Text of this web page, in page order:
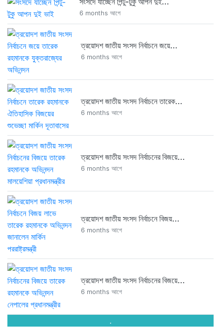
6 months আগে
ত্রয়োদশ জাতীয় সংসদ নির্বাচনে জয়ে...
6 months আগে
ত্রয়োদশ জাতীয় সংসদ নির্বাচনে তারেক...
6 months আগে
ত্রয়োদশ জাতীয় সংসদ নির্বাচনের বিজয়ে...
6 months আগে
ত্রয়োদশ জাতীয় সংসদ নির্বাচনে বিজয়...
6 months আগে
ত্রয়োদশ জাতীয় সংসদ নির্বাচনের বিজয়ে...
6 months আগে
.